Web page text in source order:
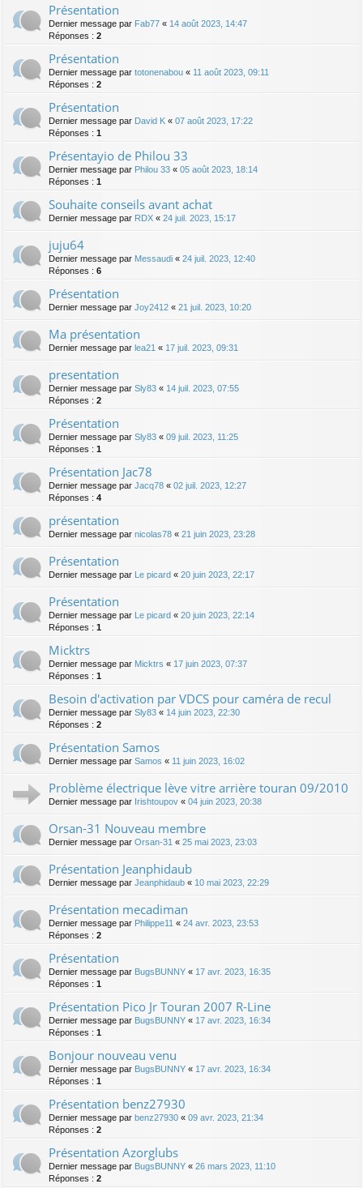
Présentation
Dernier message par Fab77 « 14 août 2023, 14:47
Réponses : 2
Présentation
Dernier message par totonenabou « 11 août 2023, 09:11
Réponses : 2
Présentation
Dernier message par David K « 07 août 2023, 17:22
Réponses : 1
Présentayio de Philou 33
Dernier message par Philou 33 « 05 août 2023, 18:14
Réponses : 1
Souhaite conseils avant achat
Dernier message par RDX « 24 juil. 2023, 15:17
juju64
Dernier message par Messaudi « 24 juil. 2023, 12:40
Réponses : 6
Présentation
Dernier message par Joy2412 « 21 juil. 2023, 10:20
Ma présentation
Dernier message par lea21 « 17 juil. 2023, 09:31
presentation
Dernier message par Sly83 « 14 juil. 2023, 07:55
Réponses : 2
Présentation
Dernier message par Sly83 « 09 juil. 2023, 11:25
Réponses : 1
Présentation Jac78
Dernier message par Jacq78 « 02 juil. 2023, 12:27
Réponses : 4
présentation
Dernier message par nicolas78 « 21 juin 2023, 23:28
Présentation
Dernier message par Le picard « 20 juin 2023, 22:17
Présentation
Dernier message par Le picard « 20 juin 2023, 22:14
Réponses : 1
Micktrs
Dernier message par Micktrs « 17 juin 2023, 07:37
Réponses : 1
Besoin d'activation par VDCS pour caméra de recul
Dernier message par Sly83 « 14 juin 2023, 22:30
Réponses : 2
Présentation Samos
Dernier message par Samos « 11 juin 2023, 16:02
Problème électrique lève vitre arrière touran 09/2010
Dernier message par Irishtoupov « 04 juin 2023, 20:38
Orsan-31 Nouveau membre
Dernier message par Orsan-31 « 25 mai 2023, 23:03
Présentation Jeanphidaub
Dernier message par Jeanphidaub « 10 mai 2023, 22:29
Présentation mecadiman
Dernier message par Philippe11 « 24 avr. 2023, 23:53
Réponses : 2
Présentation
Dernier message par BugsBUNNY « 17 avr. 2023, 16:35
Réponses : 1
Présentation Pico Jr Touran 2007 R-Line
Dernier message par BugsBUNNY « 17 avr. 2023, 16:34
Réponses : 1
Bonjour nouveau venu
Dernier message par BugsBUNNY « 17 avr. 2023, 16:34
Réponses : 1
Présentation benz27930
Dernier message par benz27930 « 09 avr. 2023, 21:34
Réponses : 2
Présentation Azorglubs
Dernier message par BugsBUNNY « 26 mars 2023, 11:10
Réponses : 2